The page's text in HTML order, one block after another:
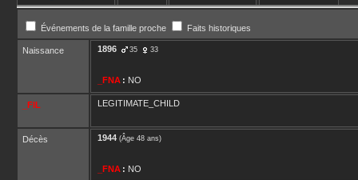
Événements de la famille proche Faits historiques
Naissance 1896 35 33
_FNA : NO
_FIL LEGITIMATE_CHILD
Décès 1944 (Âge 48 ans)
_FNA : NO